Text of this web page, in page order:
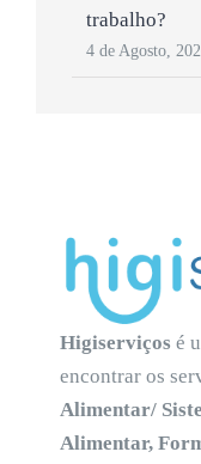
trabalho?
4 de Agosto,
Higiserviços é
encontrar os
Alimentar/
Alimentar,